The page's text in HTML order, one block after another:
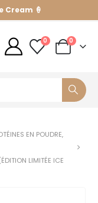
Cream 🍦
0 0
EN POUDRE,
LIMITÉE ICE